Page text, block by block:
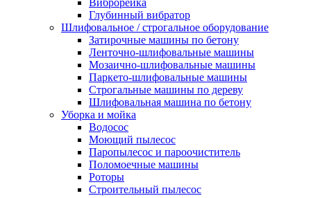
Виброрейка
Глубинный вибратор
Шлифовальное / строгальное оборудование
Затирочные машины по бетону
Ленточно-шлифовальные машины
Мозаично-шлифовальные машины
Паркето-шлифовальные машины
Строгальные машины по дереву
Шлифовальная машина по бетону
Уборка и мойка
Водосос
Моющий пылесос
Паропылесос и пароочиститель
Поломоечные машины
Роторы
Строительный пылесос